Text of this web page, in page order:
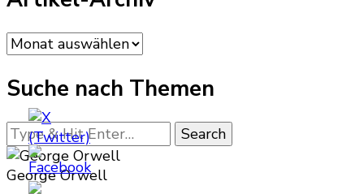
Artikel-
Archiv
Suche nach Themen
Looking
for
Something?
George Orwell